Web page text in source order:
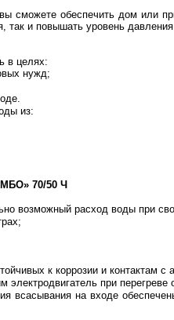
обеспечить дом или
так и повышать уровень
в целях:
нужд;
из:
70/50 Ч
возможный расход воды при
к коррозии и контактам с
при перегреве
всасывания на входе